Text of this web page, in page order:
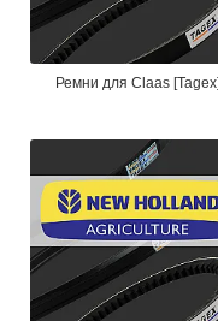
Ремни для Claas [Tagex]